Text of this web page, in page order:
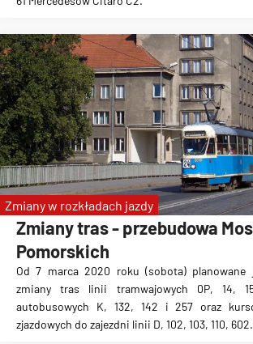
Zmiany tras - przebudowa
Pomorskich
Od 7 marca 2020 roku (sobota) planowane
zmiany tras linii tramwajowych 0P, 14,
autobusowych K, 132, 142 i 257 oraz
zjazdowych do zajezdni linii D, 102, 103, 110, 602.
Zmiany w rozkładach jazdy